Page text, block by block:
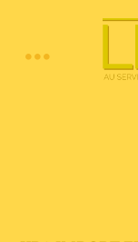
Toggle